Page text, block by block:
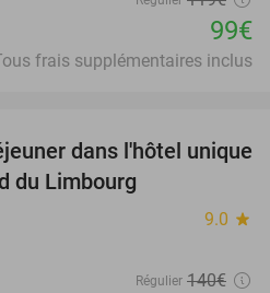
99€
frais supplémentaires inclus
30%
dans l'hôtel unique
du Limbourg
9.0 star
Régulier 140€